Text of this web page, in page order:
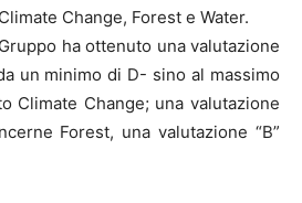
Change, Forest e Water.
ha ottenuto una valutazione
un minimo di D- sino al massimo
Climate Change; una valutazione
Forest, una valutazione “B”